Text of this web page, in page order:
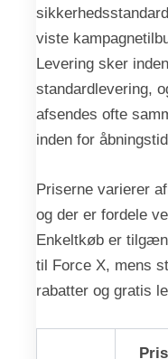
viste
Levering sker
standardlevering,
afsendes ofte
inden for
Priserne varierer
og der er fordele
Enkeltkøb er
til Force X, mens
rabatter og gratis
Pris